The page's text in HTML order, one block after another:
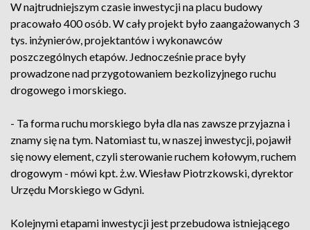
W najtrudniejszym czasie inwestycji na placu budowy
pracowało 400 osób. W cały projekt było zaangażowanych 3
tys. inżynierów, projektantów i wykonawców
poszczególnych etapów. Jednocześnie prace były
prowadzone nad przygotowaniem bezkolizyjnego ruchu
drogowego i morskiego.
- Ta forma ruchu morskiego była dla nas zawsze przyjazna i
znamy się na tym. Natomiast tu, w naszej inwestycji, pojawił
się nowy element, czyli sterowanie ruchem kołowym, ruchem
drogowym - mówi kpt. ż.w. Wiesław Piotrzkowski, dyrektor
Urzędu Morskiego w Gdyni.
Kolejnymi etapami inwestycji jest przebudowa istniejącego